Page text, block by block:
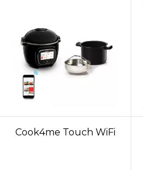
Cook4me Touch WiFi